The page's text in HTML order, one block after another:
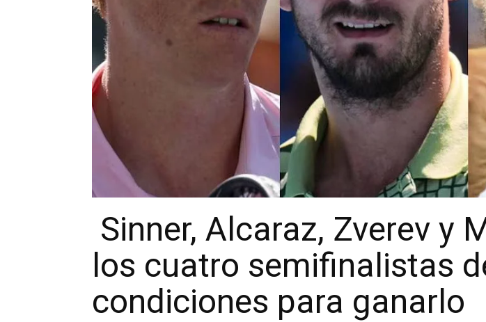
Sinner, Alcaraz, Zverev y
los cuatro semifinalistas
condiciones para ganarlo